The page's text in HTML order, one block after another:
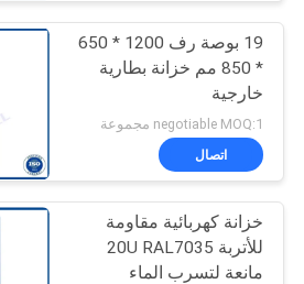
مراقبة
الجودة
اتصل
أخبار
ضميمة جبل
مانعة لتسرب
26
19 بوصة رف 1200 * 650
* 850 مم خزانة بطارية
خارجية
negotiable MOQ:1 مجموعة
اتصال
خزانة كهربائية مقاومة
للأتربة 20U RAL7035
مانعة لتسرب الماء